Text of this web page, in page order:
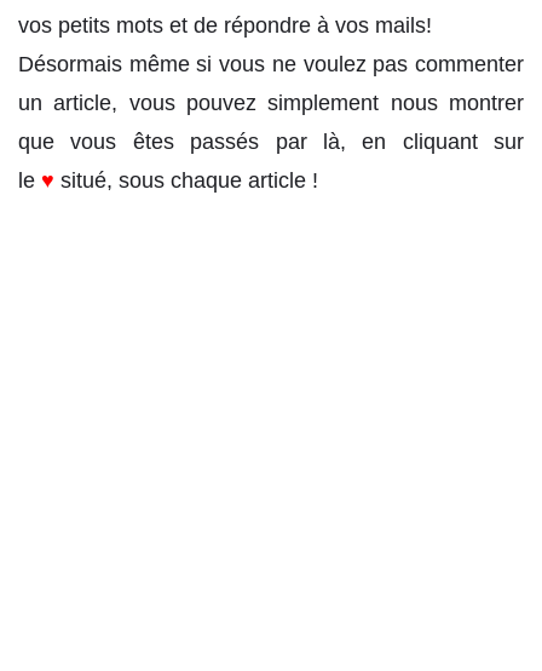
vos petits mots et de répondre à vos mails!
Désormais même si vous ne voulez pas commenter
un article, vous pouvez simplement nous montrer
que vous êtes passés par là, en cliquant sur
le ♥ situé, sous chaque article !